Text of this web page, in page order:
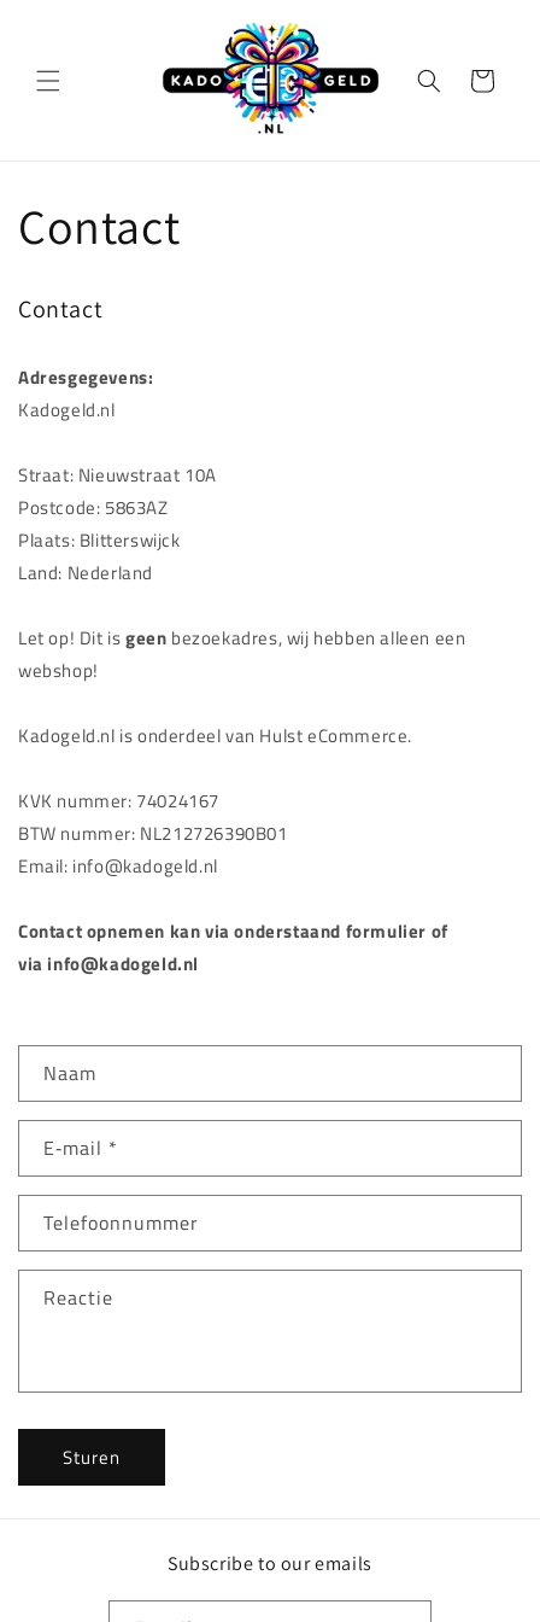
Winkelwagen
Contact
Contact
Adresgegevens:
Kadogeld.nl
Straat: Nieuwstraat 10A
Postcode: 5863AZ
Plaats: Blitterswijck
Land: Nederland
Let op! Dit isgeen bezoekadres, wij hebben alleen een
webshop!
Kadogeld.nl is onderdeel van Hulst eCommerce.
KVK nummer: 74024167
BTW nummer: NL212726390B01
Email: info@kadogeld.nl
Contact opnemen kan via onderstaand formulier of
via info@kadogeld.nl
n
a
t
f
l
Naam
E‑mail *
Telefoonnummer
Reactie
Sturen
Subscribe to our emails